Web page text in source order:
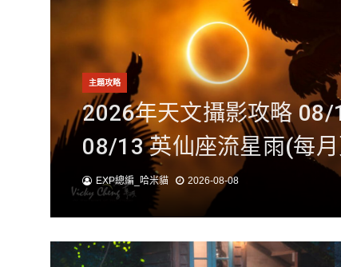
主題攻略
2026年天文攝影攻略 08/
08/13 英仙座流星雨(每
EXP總編_哈米貓 2026-08-08
主題攻略
一生必拍季節限定美景
石陣懸日攝影攻略(發生日
EXP總編_哈米貓 2026-08-06
主題攻略
2026金針花季8/8-10/11
山攝影地圖20處、最新交
EXP總編_哈米貓 2026-08-04